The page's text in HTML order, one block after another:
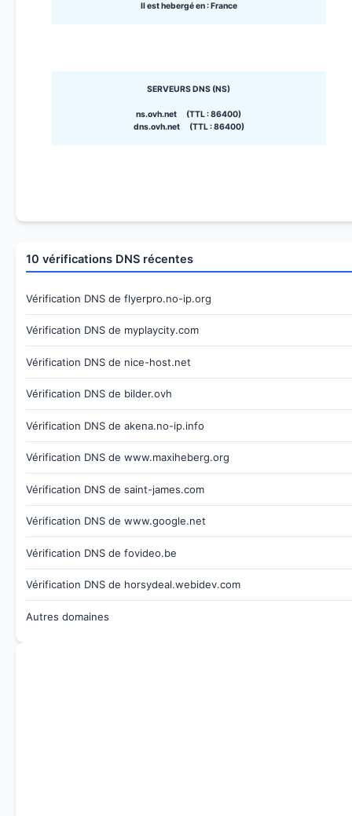
Il est hebergé en : France
SERVEURS DNS (NS)
ns.ovh.net (TTL : 86400)
dns.ovh.net (TTL : 86400)
10 vérifications DNS récentes
Vérification DNS de flyerpro.no-ip.org
Vérification DNS de myplaycity.com
Vérification DNS de nice-host.net
Vérification DNS de bilder.ovh
Vérification DNS de akena.no-ip.info
Vérification DNS de www.maxiheberg.org
Vérification DNS de saint-james.com
Vérification DNS de www.google.net
Vérification DNS de fovideo.be
Vérification DNS de horsydeal.webidev.com
Autres domaines